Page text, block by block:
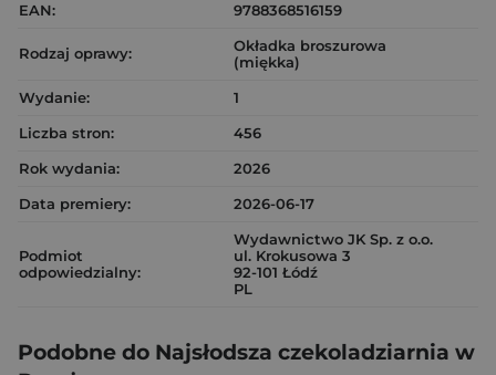
EAN:
9788368516159
Rodzaj oprawy:
Okładka broszurowa
(miękka)
Wydanie:
1
Liczba stron:
456
Rok wydania:
2026
Data premiery:
2026-06-17
Podmiot
odpowiedzialny:
Wydawnictwo JK Sp. z o.o.
ul. Krokusowa 3
92-101 Łódź
PL
Podobne do Najsłodsza czekoladziarnia w